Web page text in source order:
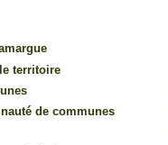
territoire
de communes